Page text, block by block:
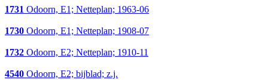
1731 Odoorn, E1; Netteplan; 1963-06
1730 Odoorn, E1; Netteplan; 1908-07
1732 Odoorn, E2; Netteplan; 1910-11
4540 Odoorn, E2; bijblad; z.j.